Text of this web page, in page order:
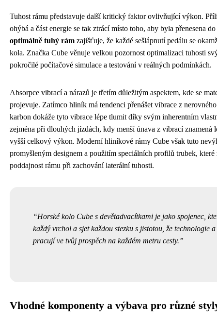
Tuhost rámu představuje další kritický faktor ovlivňující výkon.
ohýbá a část energie se tak ztrácí místo toho, aby byla přenesena
optimálně tuhý rám zajišťuje, že každé sešlápnutí pedálu se
kola. Značka Cube věnuje velkou pozornost optimalizaci tuhosti
pokročilé počítačové simulace a testování v reálných podmínkách.
Absorpce vibrací a nárazů je třetím důležitým aspektem, kde se
projevuje. Zatímco hliník má tendenci přenášet vibrace z
karbon dokáže tyto vibrace lépe tlumit díky svým inherentním
zejména při dlouhých jízdách, kdy menší únava z vibrací znamená
vyšší celkový výkon. Moderní hliníkové rámy Cube však tuto
promyšleným designem a použitím speciálních profilů trubek,
poddajnost rámu při zachování laterální tuhosti.
Horské kolo Cube s devětadvacítkami je jako spojenec,
každý vrchol a sjet každou stezku s jistotou, že technologie
pracují ve tvůj prospěch na každém metru cesty.
Vhodné komponenty a výbava pro různé